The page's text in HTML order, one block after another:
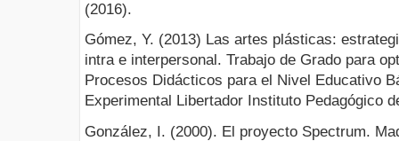
(2016).
Gómez, Y. (2013) Las artes plásticas:
intra e interpersonal. Trabajo de Grado para
Procesos Didácticos para el Nivel Educativo
Experimental Libertador Instituto Pedagógico
González, I. (2000). El proyecto Spectrum.